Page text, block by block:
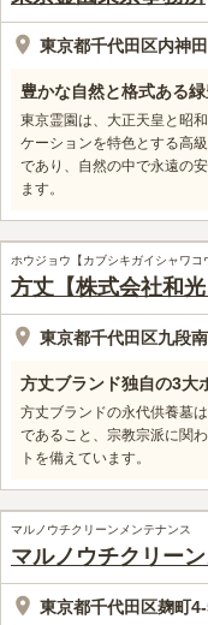
東京都千代田区内神
豊かな自然と格式ある
東京霊園は、大正天皇と昭
ケーションを特色とする高
であり、自然の中で永遠の
ます。
ホウジョウ【カブシキガイシャワコ
方丈【株式会社和光
東京都千代田区九段
方丈ブランド独自の3大
方丈ブランドの永代供養墓
であること、宗教宗派に関
トを備えています。
マルノウチクリーンメンテナンス
マルノウチクリー
東京都千代田区麹町